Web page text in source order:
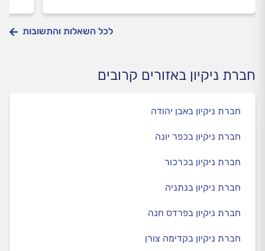
לכל השאלות והתשובות
חברת ניקיון באזורים קרובים
חברת ניקיון באבן יהודה
חברת ניקיון בכפר יונה
חברת ניקיון בכרכור
חברת ניקיון בנתניה
חברת ניקיון בפרדס חנה
חברת ניקיון בקדימה צורן